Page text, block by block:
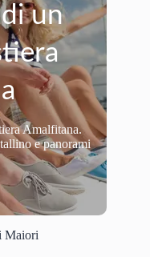
un
Amalfitana.
e panorami
Maiori